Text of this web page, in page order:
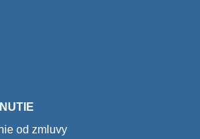
od zmluvy